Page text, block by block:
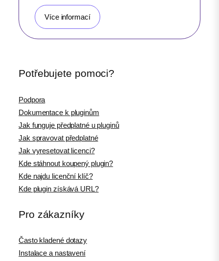
Více informací
Potřebujete pomoci?
Podpora
Dokumentace k pluginům
Jak funguje předplatné u pluginů
Jak spravovat předplatné
Jak vyresetovat licenci?
Kde stáhnout koupený plugin?
Kde najdu licenční klíč?
Kde plugin získává URL?
Pro zákazníky
Často kladené dotazy
Instalace a nastavení